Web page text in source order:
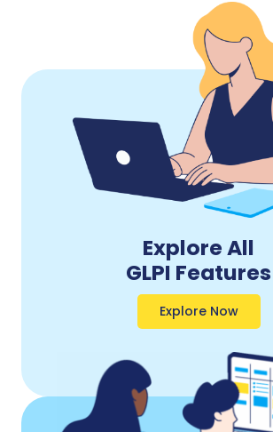
Explore All
GLPI Features
Explore Now